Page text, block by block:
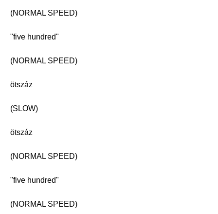
(NORMAL SPEED)
"five hundred"
(NORMAL SPEED)
ötszáz
(SLOW)
ötszáz
(NORMAL SPEED)
"five hundred"
(NORMAL SPEED)